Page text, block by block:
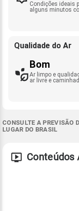
Condições ideais
alguns minutos
Qualidade do Ar
Bom
Ar limpo e
ar livre e
CONSULTE A PREVISÃO
LUGAR DO BRASIL
Conteúdos